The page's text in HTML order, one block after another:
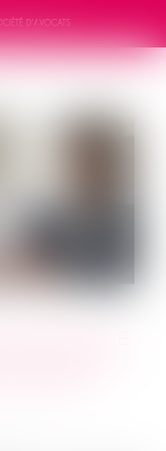
Civile et Droit des Assurances
LÉGAL ET LE
LÉGAL
OBJET